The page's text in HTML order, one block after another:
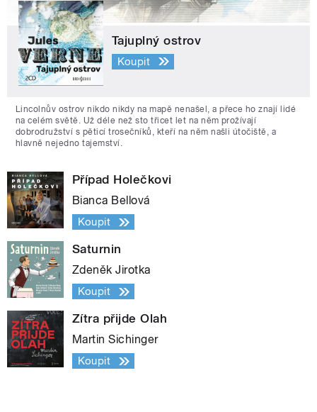
Tajuplný ostrov
Koupit
Lincolnův ostrov nikdo nikdy na mapě nenašel, a přece ho znají lidé
na celém světě. Už déle než sto třicet let na něm prožívají
dobrodružství s pěticí trosečníků, kteří na něm našli útočiště, a
hlavně nejedno tajemství.
Případ Holečkovi
Bianca Bellová
Koupit
Saturnin
Zdeněk Jirotka
Koupit
Zítra přijde Olah
Martin Sichinger
Koupit